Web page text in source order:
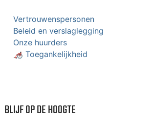
Vertrouwenspersonen
Beleid en verslaglegging
Onze huurders
🦽 Toegankelijkheid
BLIJF OP DE HOOGTE